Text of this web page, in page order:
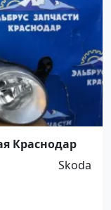
Краснодар
Skoda